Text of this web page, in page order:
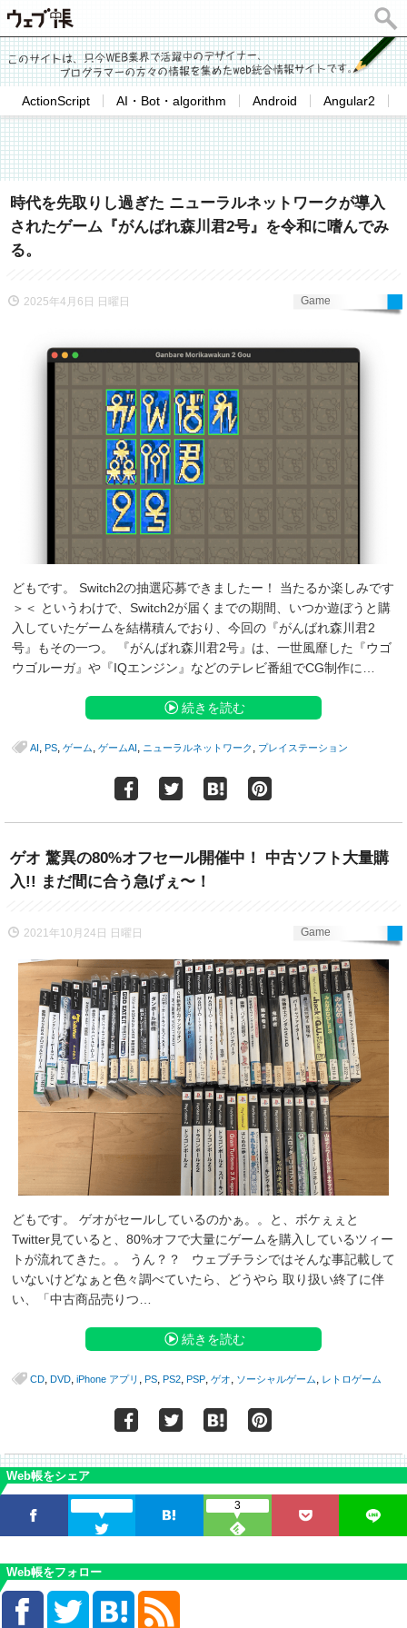
ActionScript AI・Bot・algorithm Android Angular2
時代を先取りし過ぎた ニューラルネットワークが導入
されたゲーム『がんばれ森川君2号』を令和に嗜んでみ
る。
Game
2025年4月6日 日曜日
どもです。 Switch2の抽選応募できましたー！ 当たるか楽しみです
＞＜ というわけで、Switch2が届くまでの期間、いつか遊ぼうと購
入していたゲームを結構積んでおり、今回の『がんばれ森川君2
号』もその一つ。 『がんばれ森川君2号』は、一世風靡した『ウゴ
ウゴルーガ』や『IQエンジン』などのテレビ番組でCG制作に…
続きを読む
AI, PS, ゲーム, ゲームAI, ニューラルネットワーク , プレイステーション
ゲオ 驚異の80%オフセール開催中！ 中古ソフト大量購
入!! まだ間に合う急げぇ〜！
Game
2021年10月24日 日曜日
どもです。 ゲオがセールしているのかぁ。。と、ボケぇぇと
Twitter見ていると、80%オフで大量にゲームを購入しているツィー
トが流れてきた。。 うん？？ ウェブチラシではそんな事記載して
いないけどなぁと色々調べていたら、どうやら 取り扱い終了に伴
い、「中古商品売りつ…
続きを読む
CD, DVD, iPhone アプリ , PS, PS2, PSP, ゲオ, ソーシャルゲーム, レトロゲーム
Web帳をシェア
3
Web帳をフォロー